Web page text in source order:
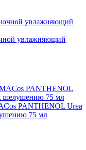
увлажняющий
PANTHENOL Urea
75 мл